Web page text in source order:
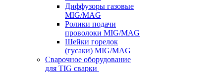
Диффузоры газовые
MIG/MAG
Ролики подачи
проволоки MIG/MAG
Шейки горелок
(гусаки) MIG/MAG
Сварочное оборудование
для TIG сварки